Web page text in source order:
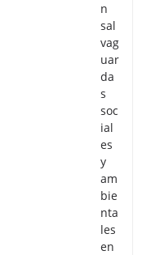
n
sal
vag
uar
da
s
soc
ial
es
y
am
bie
nta
les
en